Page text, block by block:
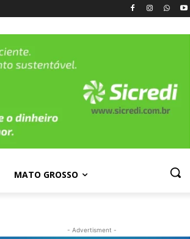
MATO GROSSO
- Advertisment -